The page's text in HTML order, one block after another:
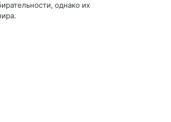
однако их